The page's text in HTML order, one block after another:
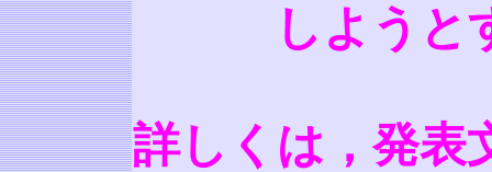
しようと
詳しくは，発表